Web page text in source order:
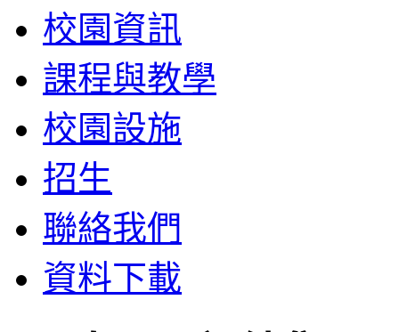
校園資訊
課程與教學
校園設施
招生
聯絡我們
資料下載